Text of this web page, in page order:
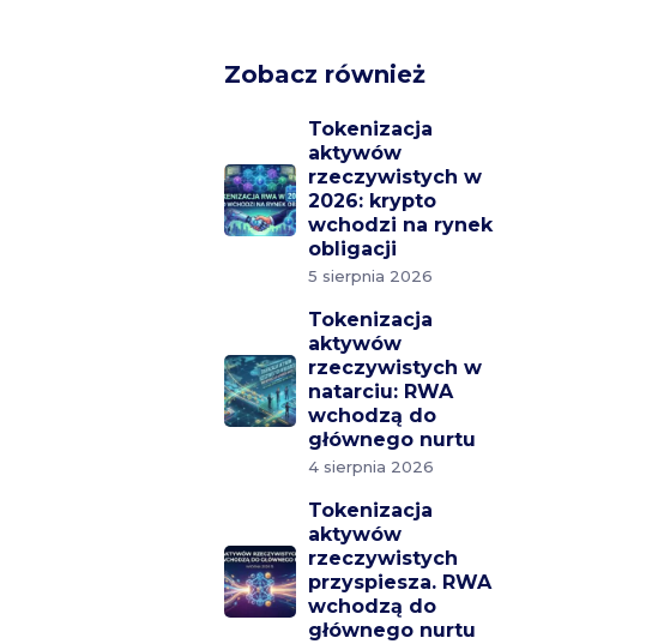
Zobacz również
Tokenizacja
aktywów
rzeczywistych w
2026: krypto
wchodzi na rynek
obligacji
5 sierpnia 2026
Tokenizacja
aktywów
rzeczywistych w
natarciu: RWA
wchodzą do
głównego nurtu
4 sierpnia 2026
Tokenizacja
aktywów
rzeczywistych
przyspiesza. RWA
wchodzą do
głównego nurtu